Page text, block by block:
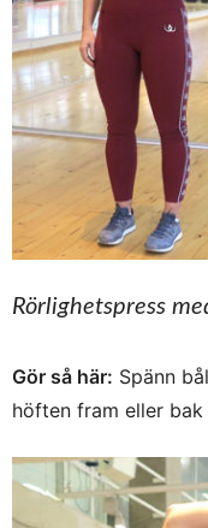
Rörlighetspress
Gör så här: Spänn
höften fram eller